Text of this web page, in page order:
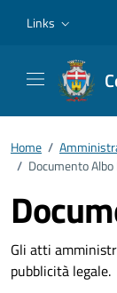
Links
Home /
/ Documento
Gli atti
pubblicità legale.